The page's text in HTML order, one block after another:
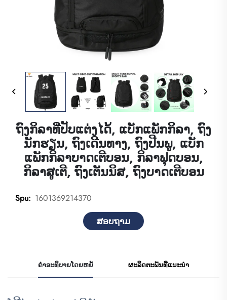
ຖົງກິລາທີ່ປັບແຕ່ງໄດ້, ແບັກແພັກກິລາ, ຖົງ
ນັກຮຽນ, ຖົງເດີນທາງ, ຖົງປີນພູ, ແບັກ
ແພັກກິລາບາດເຕີບອນ, ກິລາຟຸດບອນ,
ກິລາສູເຕີ, ຖົງເຕັນນິສ, ຖົງບາດເຕີບອນ
Spu: 1601369214370
ສອບຖາມ
ຄຳອະທິບາຍໂດຍຫຍໍ້ ຜະລິດຕະພັນທີ່ແນະນຳ